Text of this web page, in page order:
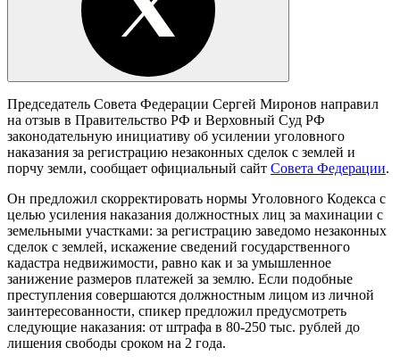
Председатель Совета Федерации Сергей Миронов направил
на отзыв в Правительство РФ и Верховный Суд РФ
законодательную инициативу об усилении уголовного
наказания за регистрацию незаконных сделок с землей и
порчу земли, сообщает официальный сайт Совета Федерации.
Он предложил скорректировать нормы Уголовного Кодекса с
целью усиления наказания должностных лиц за махинации с
земельными участками: за регистрацию заведомо незаконных
сделок с землей, искажение сведений государственного
кадастра недвижимости, равно как и за умышленное
занижение размеров платежей за землю. Если подобные
преступления совершаются должностным лицом из личной
заинтересованности, спикер предложил предусмотреть
следующие наказания: от штрафа в 80-250 тыс. рублей до
лишения свободы сроком на 2 года.